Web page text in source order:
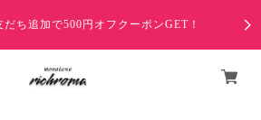
ち追加で500円オフクーポンGET！